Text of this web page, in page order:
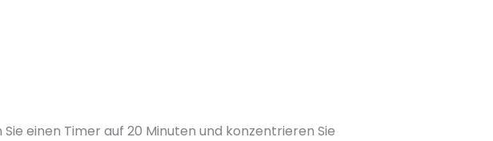
einen Timer auf 20 Minuten und konzentrieren Sie